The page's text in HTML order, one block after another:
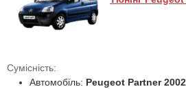
Сумісність:
Автомобіль: Peugeot Partner